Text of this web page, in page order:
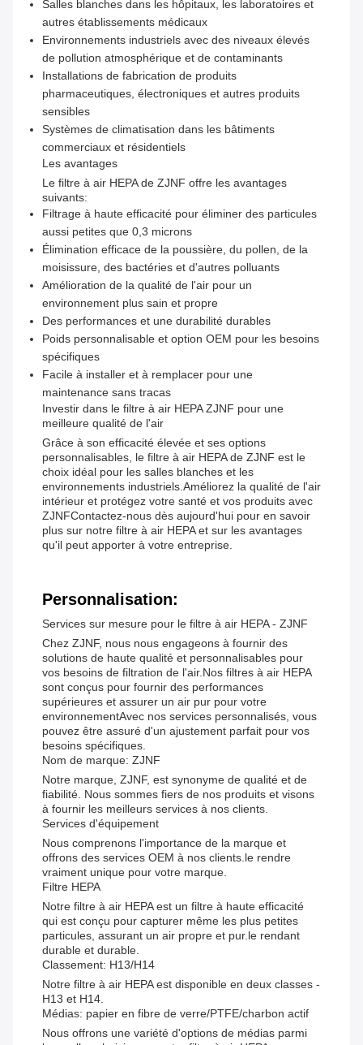
Salles blanches dans les hôpitaux, les laboratoires et
autres établissements médicaux
Environnements industriels avec des niveaux élevés
de pollution atmosphérique et de contaminants
Installations de fabrication de produits
pharmaceutiques, électroniques et autres produits
sensibles
Systèmes de climatisation dans les bâtiments
commerciaux et résidentiels
Les avantages
Le filtre à air HEPA de ZJNF offre les avantages
suivants:
Filtrage à haute efficacité pour éliminer des particules
aussi petites que 0,3 microns
Élimination efficace de la poussière, du pollen, de la
moisissure, des bactéries et d'autres polluants
Amélioration de la qualité de l'air pour un
environnement plus sain et propre
Des performances et une durabilité durables
Poids personnalisable et option OEM pour les besoins
spécifiques
Facile à installer et à remplacer pour une
maintenance sans tracas
Investir dans le filtre à air HEPA ZJNF pour une
meilleure qualité de l'air
Grâce à son efficacité élevée et ses options
personnalisables, le filtre à air HEPA de ZJNF est le
choix idéal pour les salles blanches et les
environnements industriels.Améliorez la qualité de l'air
intérieur et protégez votre santé et vos produits avec
ZJNFContactez-nous dès aujourd'hui pour en savoir
plus sur notre filtre à air HEPA et sur les avantages
qu'il peut apporter à votre entreprise.
Personnalisation:
Services sur mesure pour le filtre à air HEPA - ZJNF
Chez ZJNF, nous nous engageons à fournir des
solutions de haute qualité et personnalisables pour
vos besoins de filtration de l'air.Nos filtres à air HEPA
sont conçus pour fournir des performances
supérieures et assurer un air pur pour votre
environnementAvec nos services personnalisés, vous
pouvez être assuré d'un ajustement parfait pour vos
besoins spécifiques.
Nom de marque: ZJNF
Notre marque, ZJNF, est synonyme de qualité et de
fiabilité. Nous sommes fiers de nos produits et visons
à fournir les meilleurs services à nos clients.
Services d'équipement
Nous comprenons l'importance de la marque et
offrons des services OEM à nos clients.le rendre
vraiment unique pour votre marque.
Filtre HEPA
Notre filtre à air HEPA est un filtre à haute efficacité
qui est conçu pour capturer même les plus petites
particules, assurant un air propre et pur.le rendant
durable et durable.
Classement: H13/H14
Notre filtre à air HEPA est disponible en deux classes -
H13 et H14.
Médias: papier en fibre de verre/PTFE/charbon actif
Nous offrons une variété d'options de médias parmi